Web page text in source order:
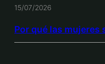
15/07/2026
Por qué las